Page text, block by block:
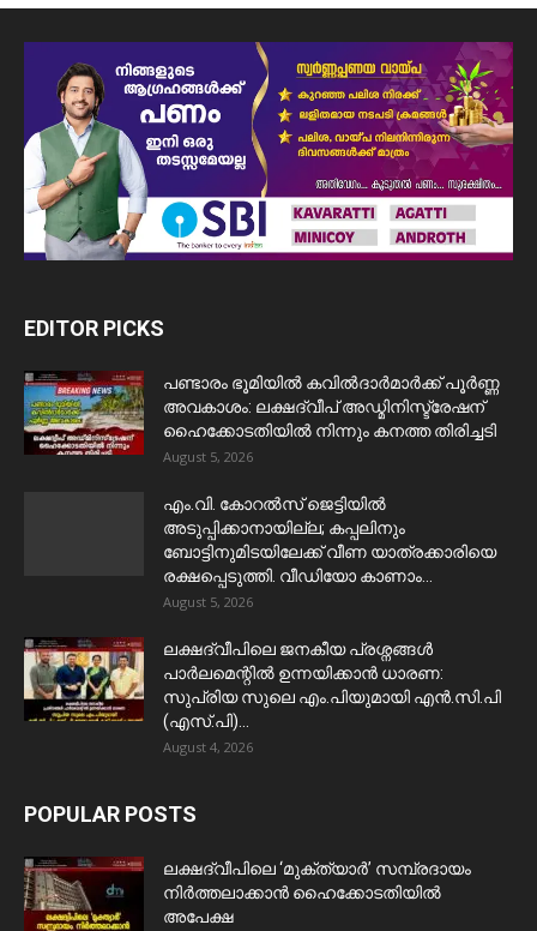
EDITOR PICKS
പണ്ടാരം ഭൂമിയിൽ കവിൽദാർമാർക്ക് പൂർണ്ണ
അവകാശം: ലക്ഷദ്വീപ് അഡ്മിനിസ്ട്രേഷന്
ഹൈക്കോടതിയിൽ നിന്നും കനത്ത തിരിച്ചടി
August 5, 2026
​എം.വി. കോറൽസ് ജെട്ടിയിൽ
അടുപ്പിക്കാനായില്ല; കപ്പലിനും
ബോട്ടിനുമിടയിലേക്ക് വീണ യാത്രക്കാരിയെ
രക്ഷപ്പെടുത്തി. വീഡിയോ കാണാം...
August 5, 2026
ലക്ഷദ്വീപിലെ ജനകീയ പ്രശ്നങ്ങൾ
പാർലമെന്റിൽ ഉന്നയിക്കാൻ ധാരണ:
സുപ്രിയ സുലെ എം.പിയുമായി എൻ.സി.പി
(എസ്.പി)...
August 4, 2026
POPULAR POSTS
ലക്ഷദ്വീപിലെ ‘മുക്ത്യാർ’ സമ്പ്രദായം
നിർത്തലാക്കാൻ ഹൈക്കോടതിയിൽ
അപേക്ഷ